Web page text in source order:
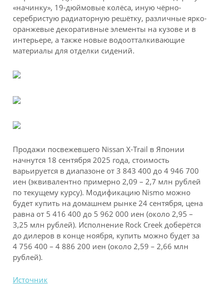
«начинку», 19-дюймовые колёса, иную чёрно-
серебристую радиаторную решётку, различные ярко-
оранжевые декоративные элементы на кузове и в
интерьере, а также новые водоотталкивающие
материалы для отделки сидений.
Продажи посвежевшего Nissan X-Trail в Японии
начнутся 18 сентября 2025 года, стоимость
варьируется в диапазоне от 3 843 400 до 4 946 700
иен (эквивалентно примерно 2,09 – 2,7 млн рублей
по текущему курсу). Модификацию Nismo можно
будет купить на домашнем рынке 24 сентября, цена
равна от 5 416 400 до 5 962 000 иен (около 2,95 –
3,25 млн рублей). Исполнение Rock Creek доберётся
до дилеров в конце ноября, купить можно будет за
4 756 400 – 4 886 200 иен (около 2,59 – 2,66 млн
рублей).
Источник